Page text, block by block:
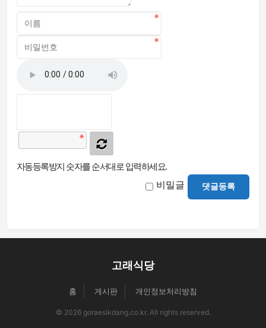
자동등록방지 숫자를 순서대로 입력하세요.
비밀글 댓글등록
고래식당
홈 게시판 개인정보처리방침
© 2026 goraesikdang.co.kr. All rights reserved.